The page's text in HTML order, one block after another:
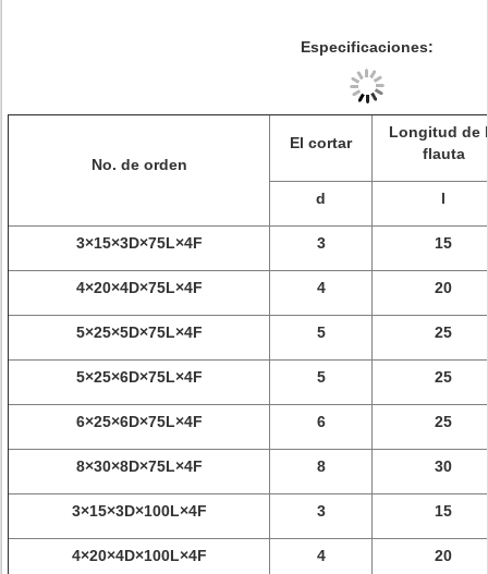
Especificaciones:
No. de orden
El cortar
Longitud de
flauta
d l
3×15×3D×75L×4F 3 15
4×20×4D×75L×4F 4 20
5×25×5D×75L×4F 5 25
5×25×6D×75L×4F 5 25
6×25×6D×75L×4F 6 25
8×30×8D×75L×4F 8 30
3×15×3D×100L×4F 3 15
4×20×4D×100L×4F 4 20